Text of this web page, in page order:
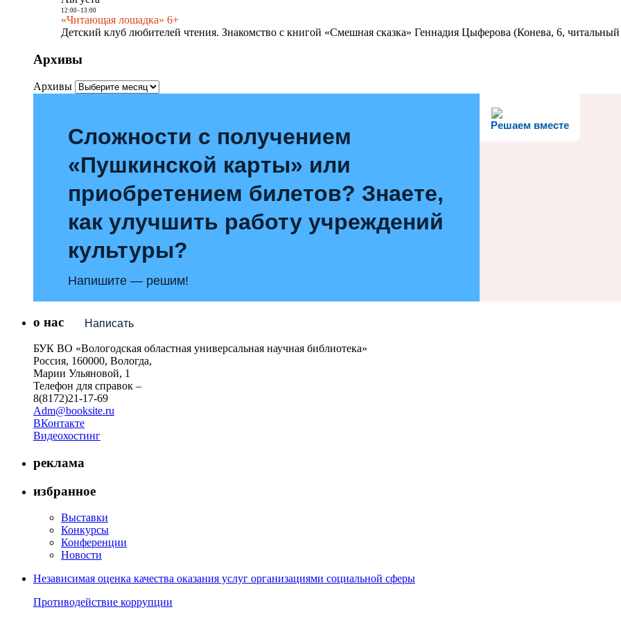
12:00- 13:00
«Читающая лошадка» 6+
Детский клуб любителей чтения. Знакомство с книгой «Смешная сказка» Геннадия Цыферова (Конева, 6, читальный
Архивы
Архивы
Решаем вместе
Сложности с получением
«Пушкинской карты» или
приобретением билетов? Знаете,
как улучшить работу учреждений
культуры?
Напишите — решим!
Написать
о нас
БУК ВО «Вологодская областная универсальная научная библиотека»
Россия, 160000, Вологда,
Марии Ульяновой, 1
Телефон для справок –
8(8172)21-17-69
Adm@booksite.ru
ВКонтакте
Видеохостинг
реклама
избранное
Выставки
Конкурсы
Конференции
Новости
Независимая оценка качества оказания услуг организациями социальной сферы
Противодействие коррупции